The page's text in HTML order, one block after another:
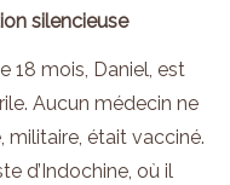
silencieuse
18 mois, Daniel, est
Aucun médecin ne
militaire, était vacciné.
d’Indochine, où il